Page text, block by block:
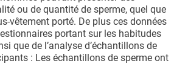
ou de quantité de sperme, quel que
vêtement porté. De plus ces données
portant sur les habitudes
que de l’analyse d’échantillons de
: Les échantillons de sperme ont